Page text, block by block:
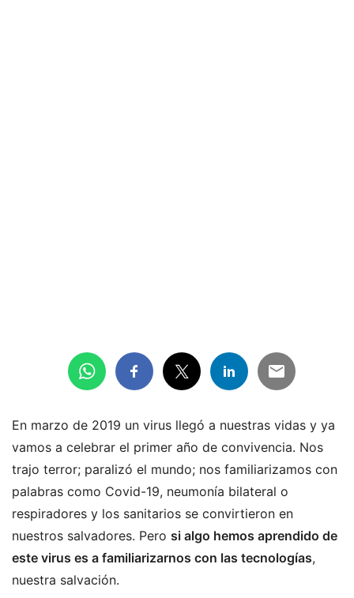
En marzo de 2019 un virus llegó a nuestras vidas y ya
vamos a celebrar el primer año de convivencia. Nos
trajo terror; paralizó el mundo; nos familiarizamos con
palabras como Covid-19, neumonía bilateral o
respiradores y los sanitarios se convirtieron en
nuestros salvadores. Pero si algo hemos aprendido de
este virus es a familiarizarnos con las tecnologías,
nuestra salvación.